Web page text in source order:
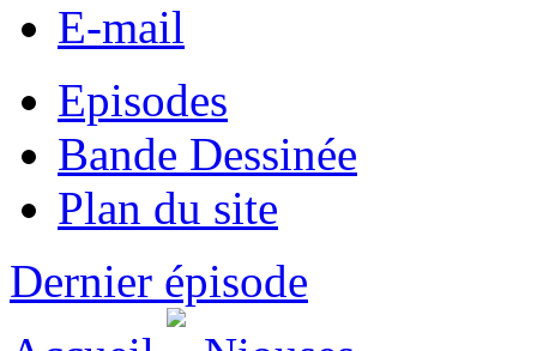
E-mail
Episodes
Bande Dessinée
Plan du site
Dernier épisode